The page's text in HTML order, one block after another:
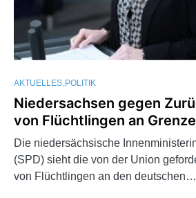
AKTUELLES POLITIK
Niedersachsen gegen
von Flüchtlingen an
Die niedersächsische
(SPD) sieht die von der Union
von Flüchtlingen an den deutschen…